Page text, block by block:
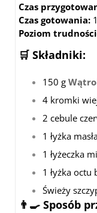
Czas
Czas gotowania:
Poziom
🛒 Składniki:
150 g
4 kromki
2 cebule
1 łyżka
1 łyżeczka
1 łyżka octu
Świeży
👨‍🍳 Sposób